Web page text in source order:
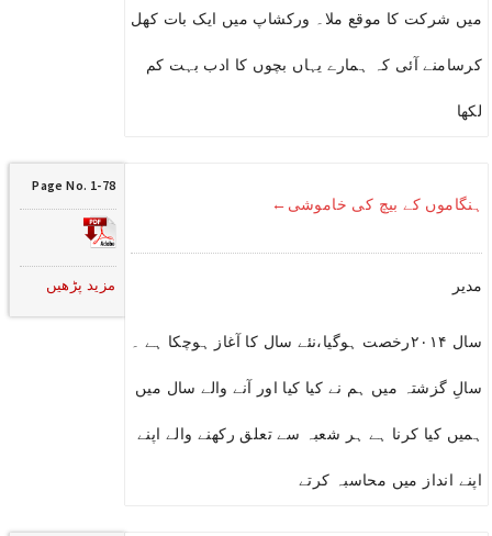
میں شرکت کا موقع ملا۔ ورکشاپ میں ایک بات کھل
کرسامنے آئی کہ ہمارے یہاں بچوں کا ادب بہت کم
لکھا
ہنگاموں کے بیچ کی خاموشی←
مدیر
سال ۲۰۱۴رخصت ہوگیا،نئے سال کا آغاز ہوچکا ہے ۔
سالِ گزشتہ میں ہم نے کیا کیا اور آنے والے سال میں
ہمیں کیا کرنا ہے ہر شعبہ سے تعلق رکھنے والے اپنے
اپنے انداز میں محاسبہ کرتے
Page No. 1-78
مزید پڑھیں